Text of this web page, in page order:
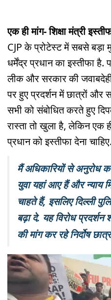
एक ही मांग- शिक्षा मंत्री
CJP के प्रोटेस्ट में सबसे बड़ा
धर्मेंद्र प्रधान का इस्तीफा है.
लीक और सरकार की
पर हुए प्रदर्शन में छात्रों और
सभी को संबोधित करते हुए
रास्ता तो खुला है, लेकिन एक
प्रधान को इस्तीफा देना
मैं अधिकारियों से अनुरोध
युवा यहां आए हैं और न्याय
चाहते हैं, इसलिए दिल्ली
बढ़ा दे. यह विरोध प्रदर्शन
की मांग कर रहे निर्दोष